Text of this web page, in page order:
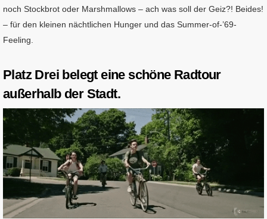
noch Stockbrot oder Marshmallows – ach was soll der Geiz?! Beides!
– für den kleinen nächtlichen Hunger und das Summer-of-’69-
Feeling.
Platz Drei belegt eine schöne Radtour
außerhalb der Stadt.